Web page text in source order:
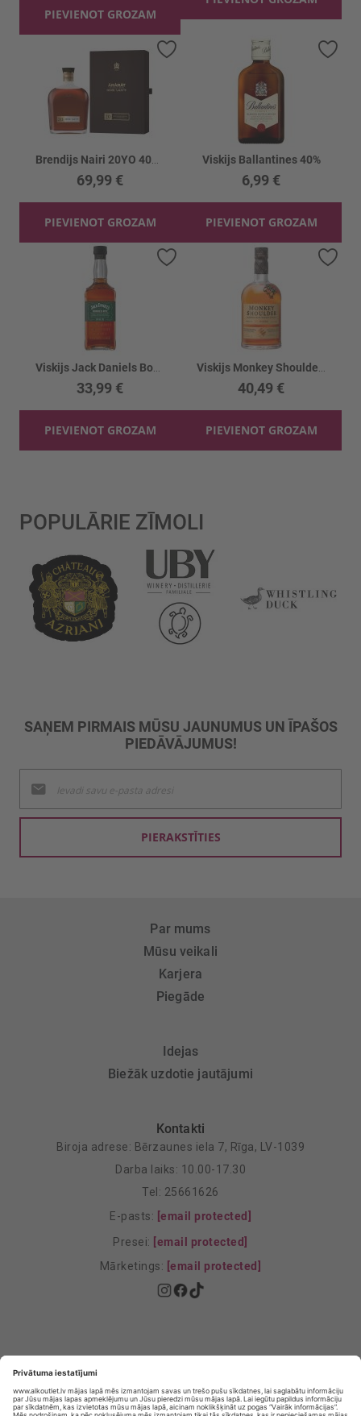
PIEVIENOT GROZAM
69,99 €
PIEVIENOT GROZAM
Pievienot vēlmju sarakstam
Viskijs Ballantines 40%
6,99 €
PIEVIENOT GROZAM
33,99 €
PIEVIENOT GROZAM
Pievienot vēlmju sarakstam
40,49 €
PIEVIENOT GROZAM
POPULĀRIE ZĪMOLI
SAŅEM PIRMAIS MŪSU JAUNUMUS UN ĪPAŠOS
PIEDĀVĀJUMUS!
jaunumu
saņemšanai:
PIERAKSTĪTIES
Par mums
Mūsu veikali
Karjera
Piegāde
Idejas
Biežāk uzdotie jautājumi
Kontakti
Biroja adrese: Bērzaunes iela 7, Rīga, LV-1039
Darba laiks: 10.00-17.30
Tel: 25661626
E-pasts: [email protected]
Presei: [email protected]
Mārketings: [email protected]
Privātuma Iestatījumi
E-veikala lietošanas noteikumi